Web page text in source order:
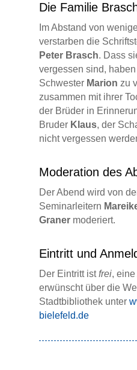
Die Familie
Im Abstand von
verstarben die
Peter Brasch. Dass
vergessen sind,
Schwester Marion zu
zusammen mit ihrer
der Brüder in
Bruder Klaus, der
nicht vergessen
Moderation des
Der Abend wird von
Seminarleitern
Granermoderiert.
Eintritt und
Der Eintritt istfrei, eine
erwünscht über die
Stadtbibliothek unter
bielefeld.de